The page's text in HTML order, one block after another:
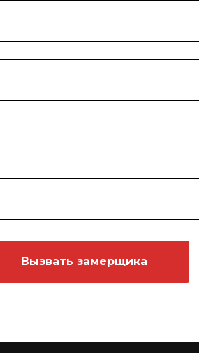
Вызвать замерщика